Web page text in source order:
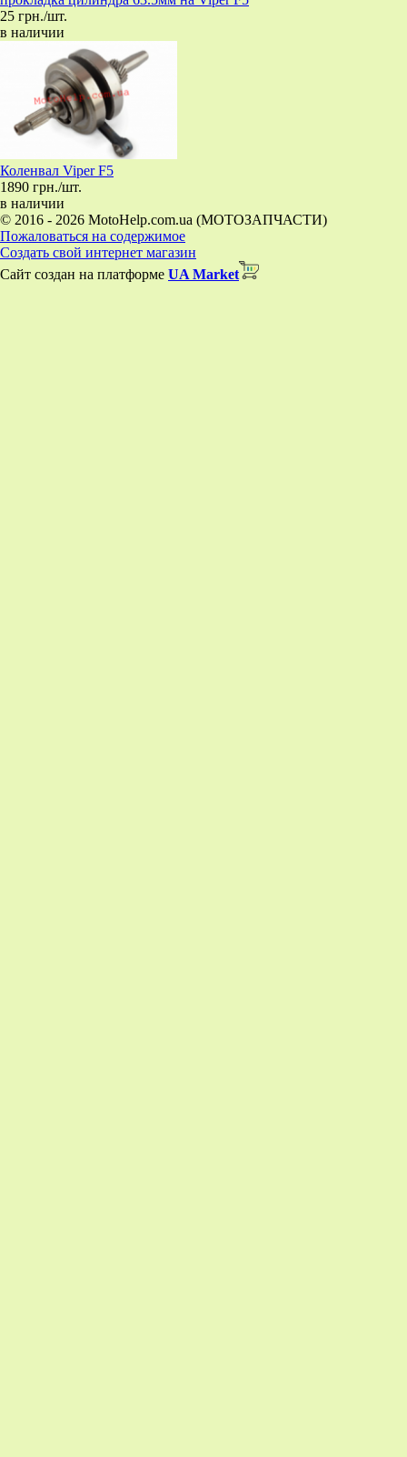
25 грн./шт.
в наличии
Коленвал Viper F5
1890 грн./шт.
в наличии
© 2016 - 2026 MotoHelp.com.ua (МОТОЗАПЧАСТИ)
Пожаловаться на содержимое
Создать свой интернет магазин
Сайт создан на платформе UA Market